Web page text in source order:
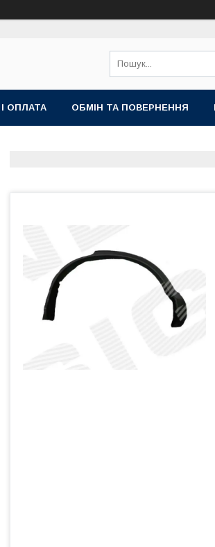
ОПЛАТА ОБМІН ТА ПОВЕРНЕННЯ